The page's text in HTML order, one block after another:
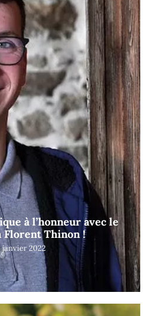
à l’honneur avec le
Florent Thinon !
janvier 2022